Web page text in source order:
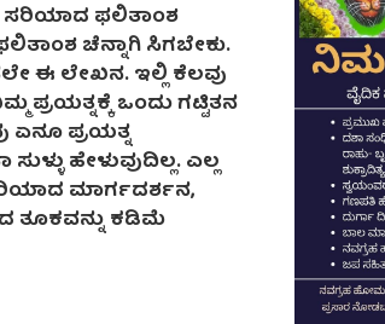
ಸರಿಯಾದ ಫಲಿತಾಂಶ
ಚೆನ್ನಾಗಿ ಸಿಗಬೇಕು.
ಈ ಲೇಖನ. ಇಲ್ಲಿ ಕೆಲವು
ಒಂದು ಗಟ್ಟಿತನ
ಏನೂ ಪ್ರಯತ್ನ
ಹೇಳುವುದಿಲ್ಲ. ಎಲ್ಲ
ಮಾರ್ಗದರ್ಶನ,
ತೂಕವನ್ನು ಕಡಿಮೆ